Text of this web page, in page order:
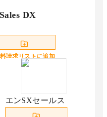
DX
請求リストに追加
エンSXセールス